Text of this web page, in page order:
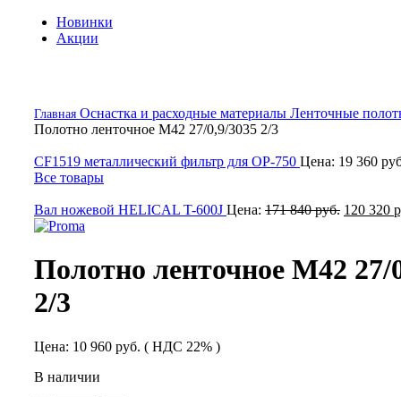
Новинки
Акции
Главная Оснастка и расходные материалы Ленточные
Полотно ленточное М42 27/0,9/3035 2/3
CF1519 металлический фильтр для ОР-750 Цена: 19 360
Все товары
Вал ножевой HELICAL T-600J Цена: 171 840руб. 120 320
Полотно ленточное М42 27/
2/3
Цена: 10 960 руб. ( НДС 22% )
В наличии